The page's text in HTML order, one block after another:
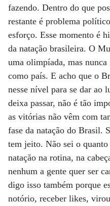
fazendo. Dentro do que
restante é problema
esforço. Esse momento é
da natação brasileira. O
uma olimpíada, mas
como país. E acho que o
nesse nível para se dar ao
deixa passar, não é tão
as vitórias não vêm com
fase da natação do Brasil.
tem jeito. Não sei o
natação na rotina, na
nenhum a gente quer ser
digo isso também porque
notório, receber likes,